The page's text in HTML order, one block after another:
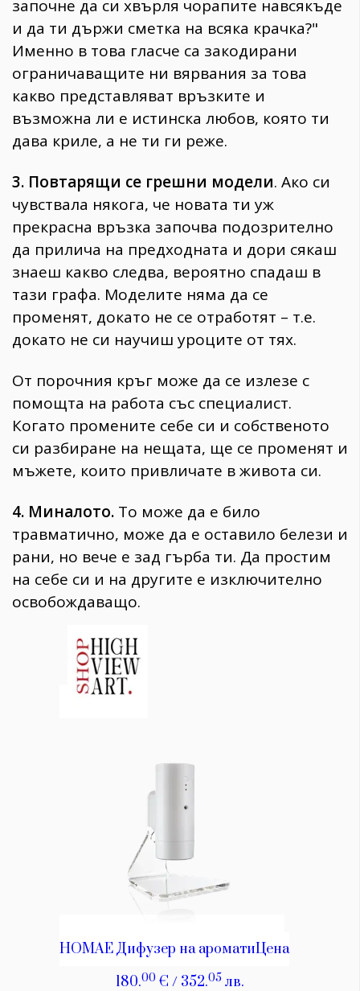
започне да си хвърля чорапите навсякъде
и да ти държи сметка на всяка крачка?"
Именно в това гласче са закодирани
ограничаващите ни вярвания за това
какво представляват връзките и
възможна ли е истинска любов, която ти
дава криле, а не ти ги реже.
3. Повтарящи се грешни модели. Ако си
чувствала някога, че новата ти уж
прекрасна връзка започва подозрително
да прилича на предходната и дори сякаш
знаеш какво следва, вероятно спадаш в
тази графа. Моделите няма да се
променят, докато не се отработят – т.е.
докато не си научиш уроците от тях.
От порочния кръг може да се излезе с
помощта на работа със специалист.
Когато промените себе си и собственото
си разбиране на нещата, ще се променят и
мъжете, които привличате в живота си.
4. Миналото. То може да е било
травматично, може да е оставило белези и
рани, но вече е зад гърба ти. Да простим
на себе си и на другите е изключително
освобождаващо.